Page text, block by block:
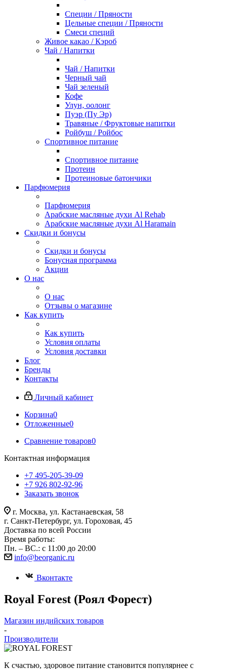
Специи / Пряности
Цельные специи / Пряности
Смеси специй
Живое какао / Кэроб
Чай / Напитки
Чай / Напитки
Черный чай
Чай зеленый
Кофе
Улун, оолонг
Пуэр (Пу Эр)
Травяные / Фруктовые напитки
Ройбуш / Ройбос
Спортивное питание
Спортивное питание
Протеин
Протеиновые батончики
Парфюмерия
Парфюмерия
Арабские масляные духи Al Rehab
Арабские масляные духи Al Haramain
Скидки и бонусы
Скидки и бонусы
Бонусная программа
Акции
О нас
О нас
Отзывы о магазине
Как купить
Как купить
Условия оплаты
Условия доставки
Блог
Бренды
Контакты
Личный кабинет
Корзина0
Отложенные0
Сравнение товаров0
Контактная информация
+7 495-205-39-09
+7 926 802-92-96
Заказать звонок
г. Москва, ул. Кастанаевская, 58
г. Санкт-Петербург, ул. Гороховая, 45
Доставка по всей России
Время работы:
Пн. – ВС.: с 11:00 до 20:00
info@beorganic.ru
Вконтакте
Royal Forest (Роял Форест)
Магазин индийских товаров
-
Производители
К счастью, здоровое питание становится популярнее с